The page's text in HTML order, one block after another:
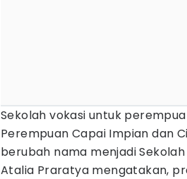
Sekolah vokasi untuk
Perempuan Capai Impian dan
berubah nama menjadi
Atalia Praratya mengatakan,